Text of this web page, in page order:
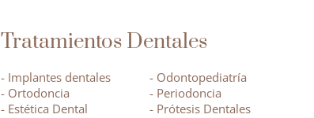
Tratamientos Dentales
- Implantes dentales
- Ortodoncia
- Estética Dental
- Odontopediatría
- Periodoncia
- Prótesis Dentales